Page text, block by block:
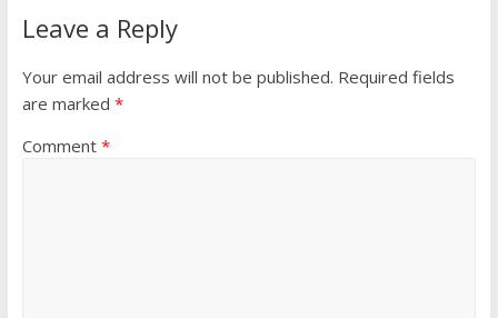
Leave a Reply
Your email address will not be published. Required fields
are marked *
Comment *